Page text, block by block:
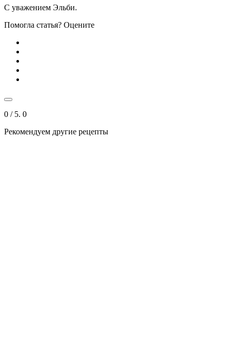
С уважением Эльби.
Помогла статья? Оцените
0 / 5. 0
Рекомендуем другие рецепты